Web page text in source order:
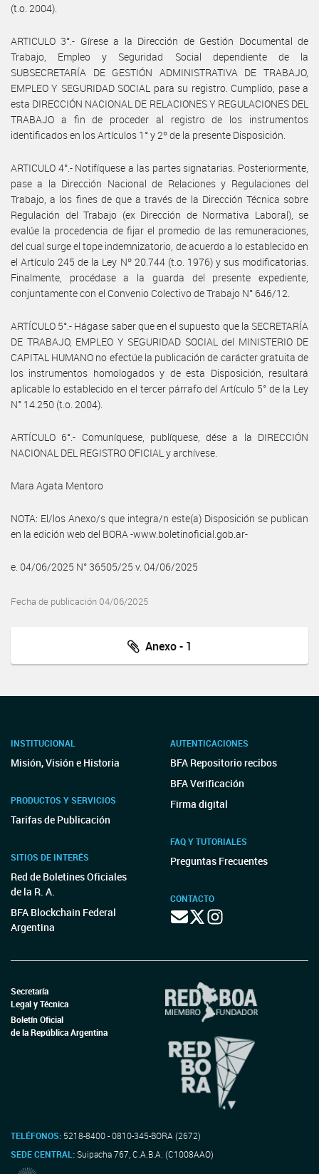
(t.o. 2004).
ARTICULO 3°.- Gírese a la Dirección de Gestión Documental de
Trabajo, Empleo y Seguridad Social dependiente de la
SUBSECRETARÍA DE GESTIÓN ADMINISTRATIVA DE TRABAJO,
EMPLEO Y SEGURIDAD SOCIAL para su registro. Cumplido, pase a
esta DIRECCIÓN NACIONAL DE RELACIONES Y REGULACIONES DEL
TRABAJO a fin de proceder al registro de los instrumentos
identificados en los Artículos 1° y 2º de la presente Disposición.
ARTICULO 4°.- Notifíquese a las partes signatarias. Posteriormente,
pase a la Dirección Nacional de Relaciones y Regulaciones del
Trabajo, a los fines de que a través de la Dirección Técnica sobre
Regulación del Trabajo (ex Dirección de Normativa Laboral), se
evalúe la procedencia de fijar el promedio de las remuneraciones,
del cual surge el tope indemnizatorio, de acuerdo a lo establecido en
el Artículo 245 de la Ley Nº 20.744 (t.o. 1976) y sus modificatorias.
Finalmente, procédase a la guarda del presente expediente,
conjuntamente con el Convenio Colectivo de Trabajo N° 646/12.
ARTÍCULO 5°.- Hágase saber que en el supuesto que la SECRETARÍA
DE TRABAJO, EMPLEO Y SEGURIDAD SOCIAL del MINISTERIO DE
CAPITAL HUMANO no efectúe la publicación de carácter gratuita de
los instrumentos homologados y de esta Disposición, resultará
aplicable lo establecido en el tercer párrafo del Artículo 5° de la Ley
N° 14.250 (t.o. 2004).
ARTÍCULO 6°.- Comuníquese, publíquese, dése a la DIRECCIÓN
NACIONAL DEL REGISTRO OFICIAL y archívese.
Mara Agata Mentoro
NOTA: El/los Anexo/s que integra/n este(a) Disposición se publican
en la edición web del BORA -www.boletinoficial.gob.ar-
e. 04/06/2025 N° 36505/25 v. 04/06/2025
Fecha de publicación 04/06/2025
Anexo - 1
INSTITUCIONAL
Misión, Visión e Historia
PRODUCTOS Y SERVICIOS
Tarifas de Publicación
SITIOS DE INTERÉS
Red de Boletines Oficiales
de la R. A.
BFA Blockchain Federal
Argentina
AUTENTICACIONES
BFA Repositorio recibos
BFA Verificación
Firma digital
FAQ Y TUTORIALES
Preguntas Frecuentes
CONTACTO
Secretaría
Legal y Técnica
Boletín Oficial
de la República Argentina
TELÉFONOS: 5218-8400 - 0810-345-BORA (2672)
SEDE CENTRAL:Suipacha 767, C.A.B.A. (C1008AAO)